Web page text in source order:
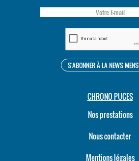
CHRONO PUCES
Nos prestations
Nous contacter
Mentions légales